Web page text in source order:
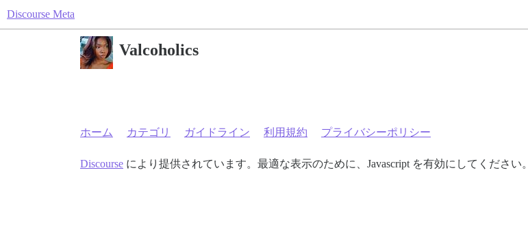
Discourse Meta
Valcoholics
ホーム カテゴリ ガイドライン 利用規約 プライバシーポリシー
Discourse により提供されています。最適な表示のために、Javascript を有効にしてください。